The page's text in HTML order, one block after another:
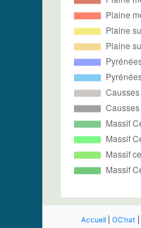
Accueil| OC'nat|